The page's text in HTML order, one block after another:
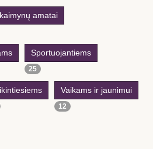
amatai
Sportuojantiems
25
Vaikams ir jaunimui
12